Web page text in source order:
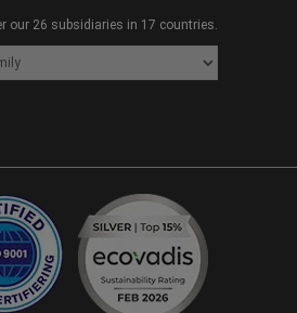
our 26 subsidiaries in 17 countries.